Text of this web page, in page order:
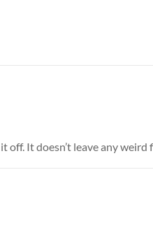
off. It doesn’t leave any